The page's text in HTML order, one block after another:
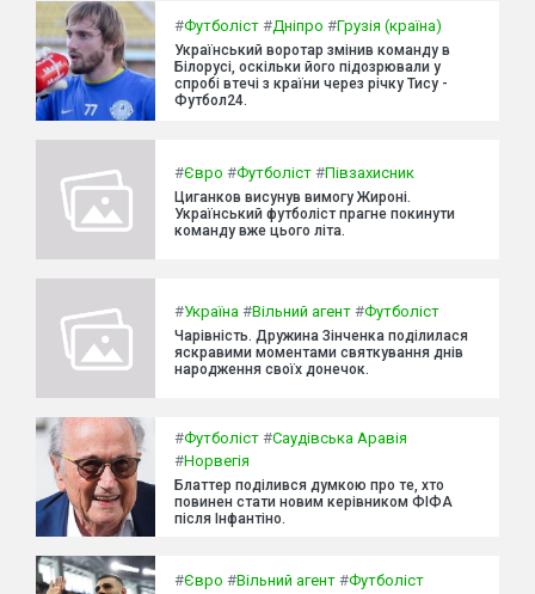
#Футболіст #Дніпро #Грузія (країна)
Український воротар змінив команду в
Білорусі, оскільки його підозрювали у
спробі втечі з країни через річку Тису -
Футбол24.
#Євро #Футболіст #Півзахисник
Циганков висунув вимогу Жироні.
Український футболіст прагне покинути
команду вже цього літа.
#Україна #Вільний агент #Футболіст
Чарівність. Дружина Зінченка поділилася
яскравими моментами святкування днів
народження своїх донечок.
#Футболіст #Саудівська Аравія
#Норвегія
Блаттер поділився думкою про те, хто
повинен стати новим керівником ФІФА
після Інфантіно.
#Євро #Вільний агент #Футболіст